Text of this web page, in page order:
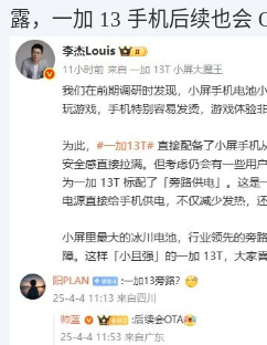
露，一加 13 手机后续也会